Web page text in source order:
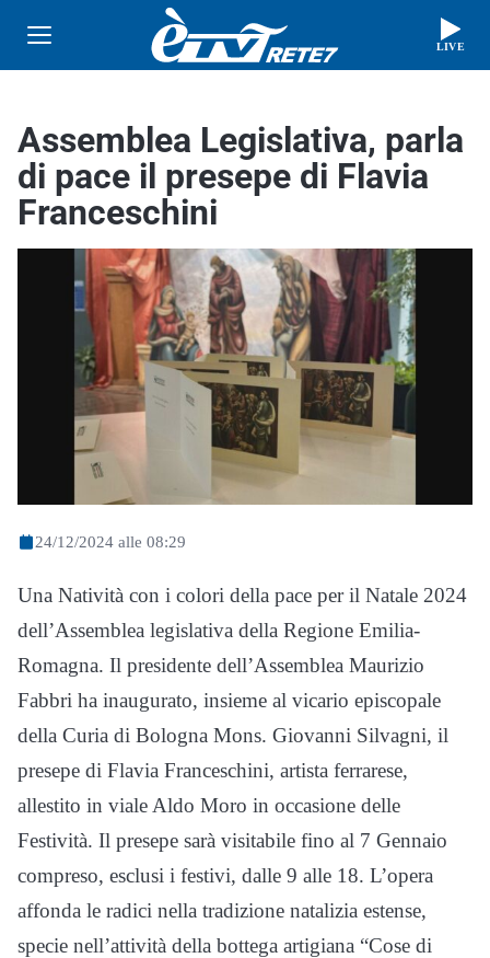
LIVE
Assemblea Legislativa, parla
di pace il presepe di Flavia
Franceschini
24/12/2024 alle 08:29
Una Natività con i colori della pace per il Natale 2024
dell’Assemblea legislativa della Regione Emilia-
Romagna. Il presidente dell’Assemblea Maurizio
Fabbri ha inaugurato, insieme al vicario episcopale
della Curia di Bologna Mons. Giovanni Silvagni, il
presepe di Flavia Franceschini, artista ferrarese,
allestito in viale Aldo Moro in occasione delle
Festività. Il presepe sarà visitabile fino al 7 Gennaio
compreso, esclusi i festivi, dalle 9 alle 18. L’opera
affonda le radici nella tradizione natalizia estense,
specie nell’attività della bottega artigiana “Cose di